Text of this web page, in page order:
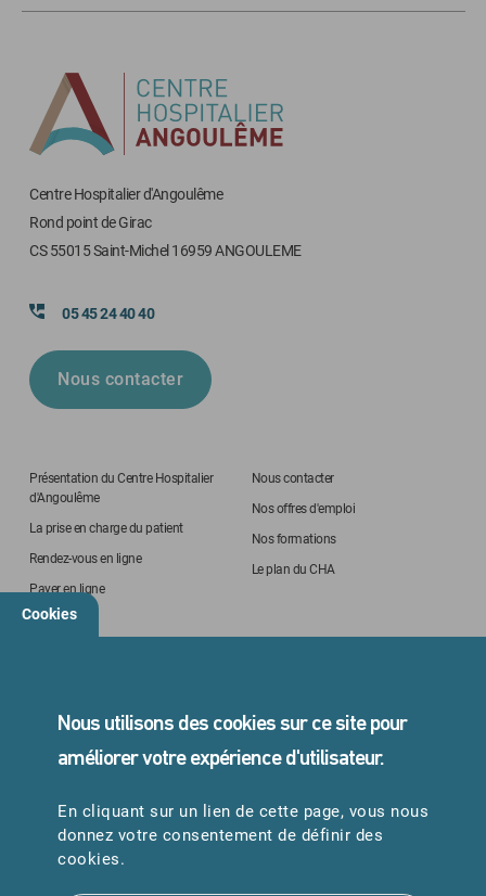
Centre Hospitalier d'Angoulême
Rond point de Girac
CS 55015 Saint-Michel 16959 ANGOULEME
05 45 24 40 40
Nous contacter
Présentation du Centre Hospitalier
d'Angoulême
La prise en charge du patient
Rendez-vous en ligne
Payer en ligne
Nous contacter
Nos offres d'emploi
Nos formations
Le plan du CHA
05 45 24 40 40
URGENCES
Samu : 15
Pompiers : 18
Cookies
Nous utilisons des cookies sur ce site pour
améliorer votre expérience d'utilisateur.
En cliquant sur un lien de cette page, vous nous
donnez votre consentement de définir des
cookies.